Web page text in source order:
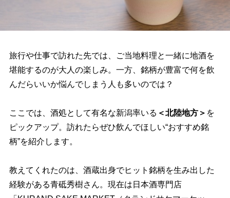
旅行や仕事で訪れた先では、ご当地料理と一緒に地酒を
堪能するのが大人の楽しみ。一方、銘柄が豊富で何を飲
んだらいいか悩んでしまう人も多いのでは？
ここでは、酒処として有名な新潟率いる ＜北陸地方＞ を
ピックアップ。訪れたらぜひ飲んでほしい“おすすめ銘
柄”を紹介します。
教えてくれたのは、酒蔵出身でヒット銘柄を生み出した
経験がある青砥秀樹さん。現在は日本酒専門店